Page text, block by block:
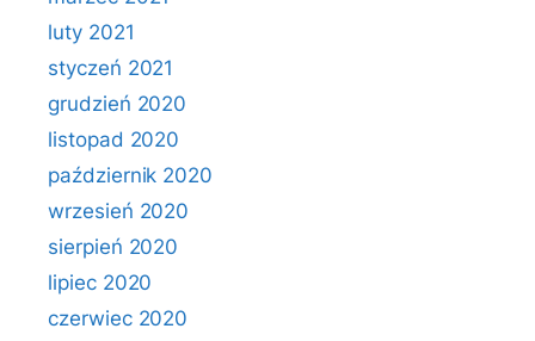
luty 2021
styczeń 2021
grudzień 2020
listopad 2020
październik 2020
wrzesień 2020
sierpień 2020
lipiec 2020
czerwiec 2020